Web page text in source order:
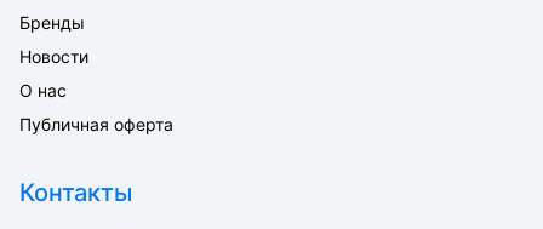
Бренды
Новости
О нас
Публичная оферта
Контакты